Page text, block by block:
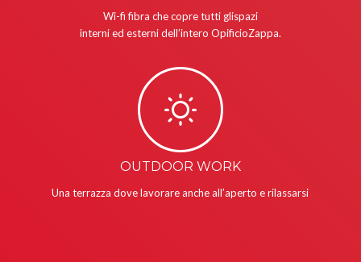
Wi-fi fibra che copre tutti glispazi
interni ed esterni dell’intero OpificioZappa.
OUTDOOR WORK
Una terrazza dove lavorare anche all’aperto e rilassarsi